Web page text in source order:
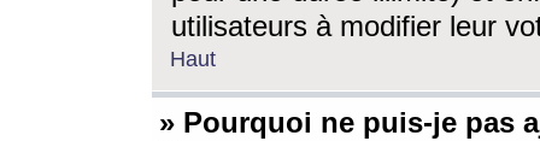
utilisateurs à modifier leur
Haut
» Pourquoi ne puis-je pas